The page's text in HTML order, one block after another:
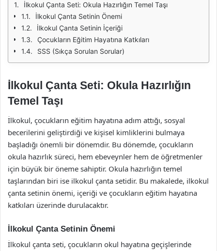
İlkokul Çanta Seti: Okula Hazırlığın Temel Taşı
İlkokul Çanta Setinin Önemi
İlkokul Çanta Setinin İçeriği
Çocukların Eğitim Hayatına Katkıları
SSS (Sıkça Sorulan Sorular)
İlkokul Çanta Seti: Okula Hazırlığın
Temel Taşı
İlkokul, çocukların eğitim hayatına adım attığı, sosyal
becerilerini geliştirdiği ve kişisel kimliklerini bulmaya
başladığı önemli bir dönemdir. Bu dönemde, çocukların
okula hazırlık süreci, hem ebeveynler hem de öğretmenler
için büyük bir öneme sahiptir. Okula hazırlığın temel
taşlarından biri ise ilkokul çanta setidir. Bu makalede, ilkokul
çanta setinin önemi, içeriği ve çocukların eğitim hayatına
katkıları üzerinde durulacaktır.
İlkokul Çanta Setinin Önemi
İlkokul çanta seti, çocukların okul hayatına geçişlerinde